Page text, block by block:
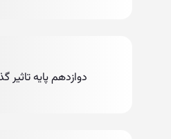
دوازدهم پایه تاثیر گذار